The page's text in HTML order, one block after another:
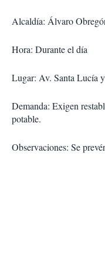
Alcaldía: Álvaro
Hora: Durante el día
Lugar: Av. Santa Lucía
Demanda: Exigen
potable.
Observaciones: Se